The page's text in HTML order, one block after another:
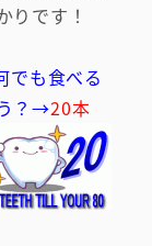
りです！
も食べる
？→20本